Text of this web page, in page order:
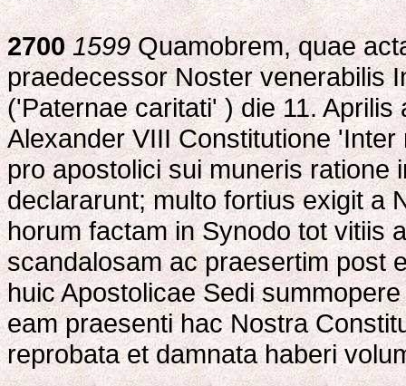
2700 1599Quamobrem, quae
praedecessor Noster venerabilis
('Paternae caritati' ) die 11.
Alexander VIII Constitutione
pro apostolici sui muneris ratione
declararunt; multo fortius exigit a
horum factam in Synodo tot vitiis
scandalosam ac praesertim post
huic Apostolicae Sedi
eam praesenti hac Nostra
reprobata et damnata haberi